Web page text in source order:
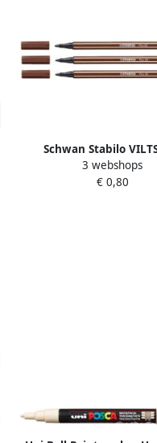
Schwan Stabilo
STABILO 68 45
3 webshops
€ 0,80